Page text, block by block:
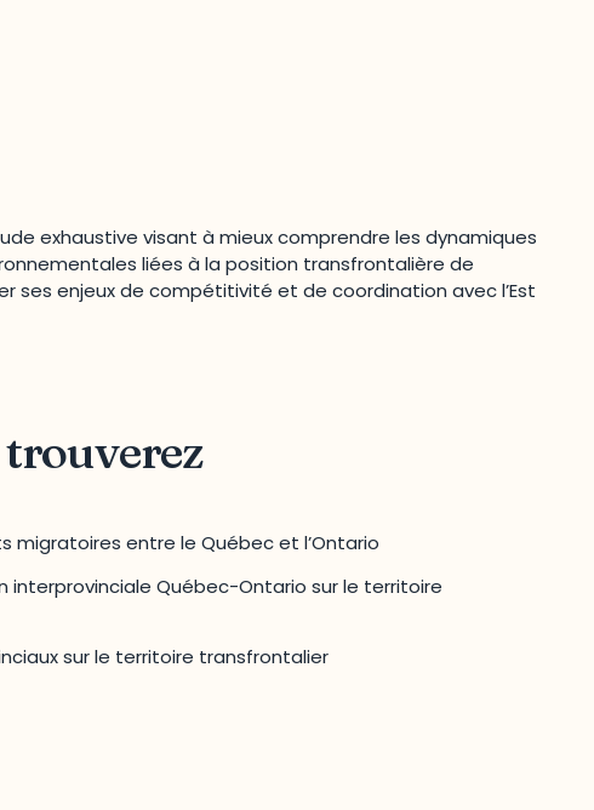
exhaustive visant à mieux comprendre les dynamiques
liées à la position transfrontalière de
ses enjeux de compétitivité et de coordination avec l’Est
trouverez
migratoires entre le Québec et l’Ontario
interprovinciale Québec-Ontario sur le territoire
sur le territoire transfrontalier